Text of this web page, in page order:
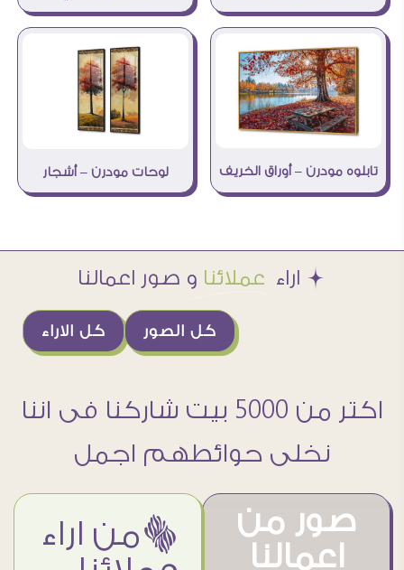
تابلوه مودرن – أوراق الخريف لوحات مودرن – أشجار
Æ اراء عملائنا و صور اعمالنا
كل الاراء كل الصور
اكتر من 5000 بيت شاركنا فى اننا
نخلى حوائطهم اجمل
صور من
اعمالنا
ëمن اراء